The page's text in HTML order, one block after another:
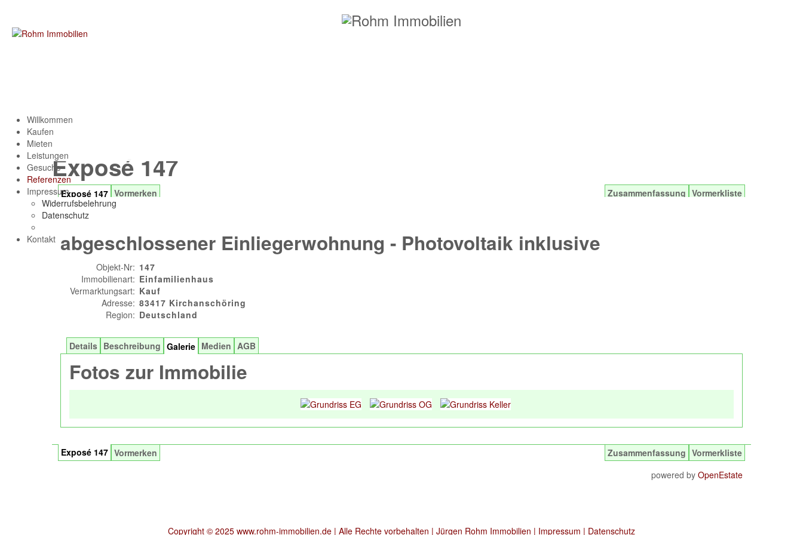
Willkommen
Kaufen
Mieten
Leistungen
Gesuche
Referenzen
Impressum
Widerrufsbelehrung
Datenschutz
Kontakt
Exposé 147
Exposé 147 Vormerken Vormerkliste
Zusammenfassung
*** V E R K A U F T *** großes Einfamilienhaus mit Traumgrundstück und
abgeschlossener Einliegerwohnung - Photovoltaik inklusive
Objekt-Nr: 147
Immobilienart: Einfamilienhaus
Vermarktungsart: Kauf
Adresse: 83417 Kirchanschöring
Region: Deutschland
Details Beschreibung Galerie Medien AGB
Fotos zur Immobilie
Exposé 147 Vormerken Vormerkliste
Zusammenfassung
powered by OpenEstate
Copyright © 2025 www.rohm-immobilien.de | Alle Rechte vorbehalten | Jürgen Rohm Immobilien | Impressum | Datenschutz